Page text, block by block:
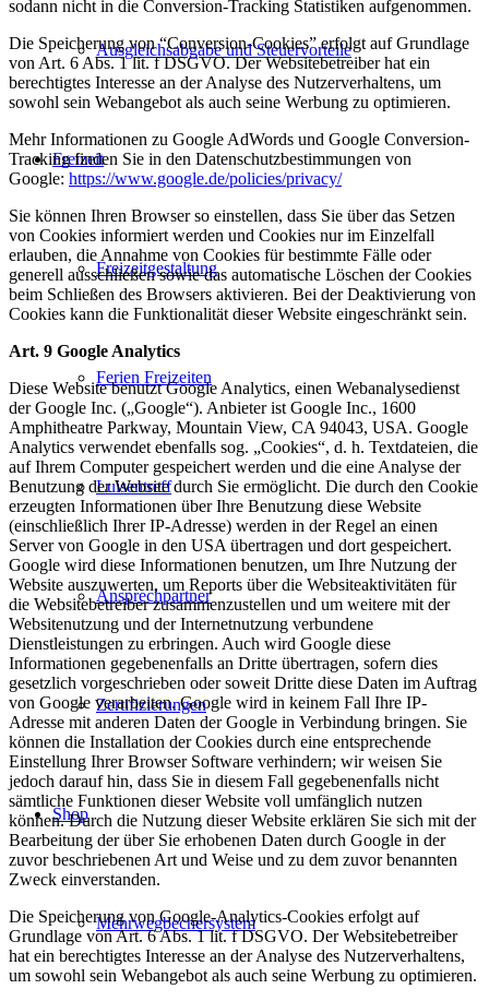
Ausgleichsabgabe und Steuervorteile
Freizeit
Freizeitgestaltung
Ferien Freizeiten
Luisentreff
Ansprechpartner
Zertifizierungen
Shop
Mehrwegbechersystem
sodann nicht in die Conversion-Tracking Statistiken aufgenommen.
Die Speicherung von “Conversion-Cookies” erfolgt auf Grundlage
von Art. 6 Abs. 1 lit. f DSGVO. Der Websitebetreiber hat ein
berechtigtes Interesse an der Analyse des Nutzerverhaltens, um
sowohl sein Webangebot als auch seine Werbung zu optimieren.
Mehr Informationen zu Google AdWords und Google Conversion-
Tracking finden Sie in den Datenschutzbestimmungen von
Google: https://www.google.de/policies/privacy/
Sie können Ihren Browser so einstellen, dass Sie über das Setzen
von Cookies informiert werden und Cookies nur im Einzelfall
erlauben, die Annahme von Cookies für bestimmte Fälle oder
generell ausschließen sowie das automatische Löschen der Cookies
beim Schließen des Browsers aktivieren. Bei der Deaktivierung von
Cookies kann die Funktionalität dieser Website eingeschränkt sein.
Art. 9 Google Analytics
Diese Website benutzt Google Analytics, einen Webanalysedienst
der Google Inc. („Google“). Anbieter ist Google Inc., 1600
Amphitheatre Parkway, Mountain View, CA 94043, USA. Google
Analytics verwendet ebenfalls sog. „Cookies“, d. h. Textdateien, die
auf Ihrem Computer gespeichert werden und die eine Analyse der
Benutzung der Website durch Sie ermöglicht. Die durch den Cookie
erzeugten Informationen über Ihre Benutzung diese Website
(einschließlich Ihrer IP-Adresse) werden in der Regel an einen
Server von Google in den USA übertragen und dort gespeichert.
Google wird diese Informationen benutzen, um Ihre Nutzung der
Website auszuwerten, um Reports über die Websiteaktivitäten für
die Websitebetreiber zusammenzustellen und um weitere mit der
Websitenutzung und der Internetnutzung verbundene
Dienstleistungen zu erbringen. Auch wird Google diese
Informationen gegebenenfalls an Dritte übertragen, sofern dies
gesetzlich vorgeschrieben oder soweit Dritte diese Daten im Auftrag
von Google verarbeiten. Google wird in keinem Fall Ihre IP-
Adresse mit anderen Daten der Google in Verbindung bringen. Sie
können die Installation der Cookies durch eine entsprechende
Einstellung Ihrer Browser Software verhindern; wir weisen Sie
jedoch darauf hin, dass Sie in diesem Fall gegebenenfalls nicht
sämtliche Funktionen dieser Website voll umfänglich nutzen
können. Durch die Nutzung dieser Website erklären Sie sich mit der
Bearbeitung der über Sie erhobenen Daten durch Google in der
zuvor beschriebenen Art und Weise und zu dem zuvor benannten
Zweck einverstanden.
Die Speicherung von Google-Analytics-Cookies erfolgt auf
Grundlage von Art. 6 Abs. 1 lit. f DSGVO. Der Websitebetreiber
hat ein berechtigtes Interesse an der Analyse des Nutzerverhaltens,
um sowohl sein Webangebot als auch seine Werbung zu optimieren.